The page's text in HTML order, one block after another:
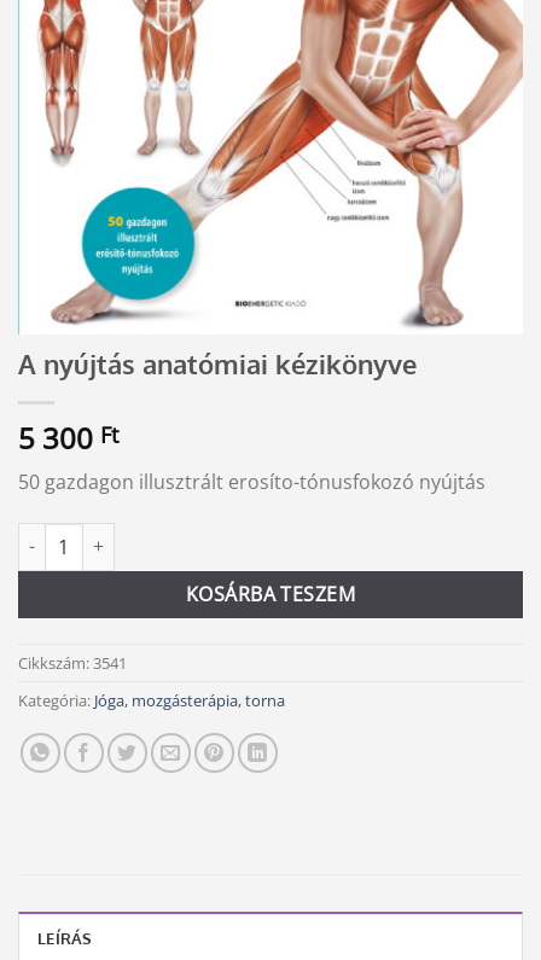
A nyújtás anatómiai kézikönyve
5 300 Ft
50 gazdagon illusztrált erosíto-tónusfokozó nyújtás
A nyújtás anatómiai kézikönyve mennyiség
KOSÁRBA TESZEM
Alternative:
Cikkszám: 3541
Kategória: Jóga, mozgásterápia, torna
LEÍRÁS